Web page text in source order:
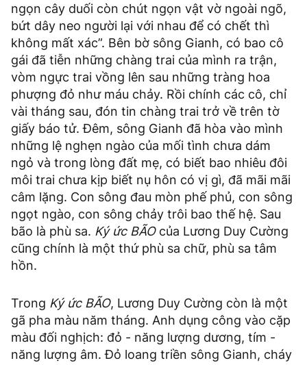
ngọn cây duối còn chút ngọn vật vờ ngoài ngõ,
bứt dây neo người lại với nhau để có chết thì
không mất xác”. Bên bờ sông Gianh, có bao cô
gái đã tiễn những chàng trai của mình ra trận,
vòm ngực trai vồng lên sau những tràng hoa
phượng đỏ như máu chảy. Rồi chính các cô, chỉ
vài tháng sau, đón tin chàng trai trở về trên tờ
giấy báo tử. Đêm, sông Gianh đã hòa vào mình
những lệ nghẹn ngào của mối tình chưa dám
ngỏ và trong lòng đất mẹ, có biết bao nhiêu đôi
môi trai chưa kịp biết nụ hôn có vị gì, đã mãi mãi
câm lặng. Con sông đau mòn phế phủ, con sông
ngọt ngào, con sông chảy trôi bao thế hệ. Sau
bão là phù sa. Ký ức BÃO của Lương Duy Cường
cũng chính là một thứ phù sa chữ, phù sa tâm
hồn.
Trong Ký ức BÃO, Lương Duy Cường còn là một
gã pha màu năm tháng. Anh dụng công vào cặp
màu đối nghịch: đỏ - năng lượng dương, tím -
năng lượng âm. Đỏ loang triền sông Gianh, cháy